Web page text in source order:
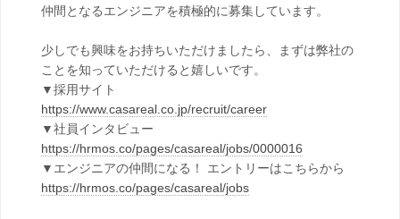
仲間となるエンジニアを積極的に募集しています。
少しでも興味をお持ちいただけましたら、まずは弊社の
ことを知っていただけると嬉しいです。
▼採用サイト
https://www.casareal.co.jp/recruit/career
▼社員インタビュー
https://hrmos.co/pages/casareal/jobs/0000016
▼エンジニアの仲間になる！ エントリーはこちらから
https://hrmos.co/pages/casareal/jobs